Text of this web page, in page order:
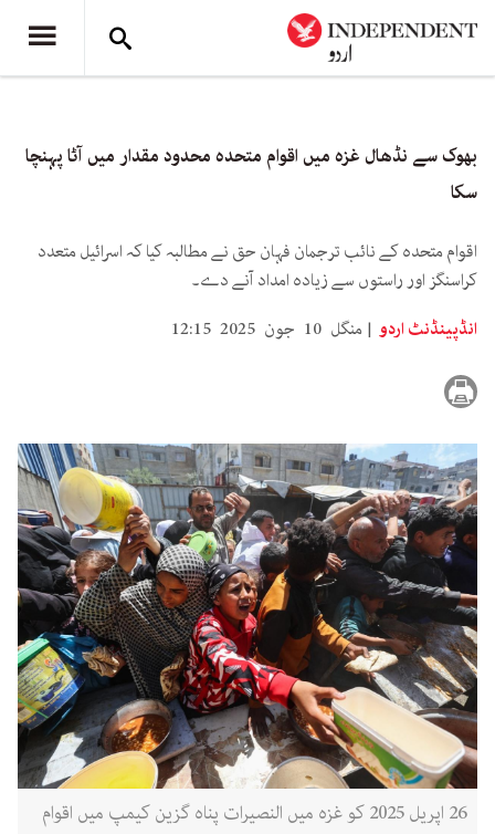
بھوک سے نڈھال غزہ میں اقوام متحدہ محدود مقدار میں آٹا پہنچا
سکا
اقوام متحدہ کے نائب ترجمان فہان حق نے مطالبہ کیا کہ اسرائیل متعدد
کراسنگز اور راستوں سے زیادہ امداد آنے دے۔
انڈپینڈنٹ اردو
منگل 10 جون 2025 12:15
26 اپریل 2025 کو غزہ میں النصیرات پناہ گزین کیمپ میں اقوام